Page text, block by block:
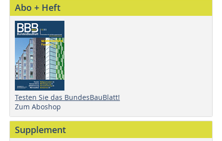
Abo + Heft
Testen Sie das BundesBauBlatt!
Zum Aboshop
Supplement